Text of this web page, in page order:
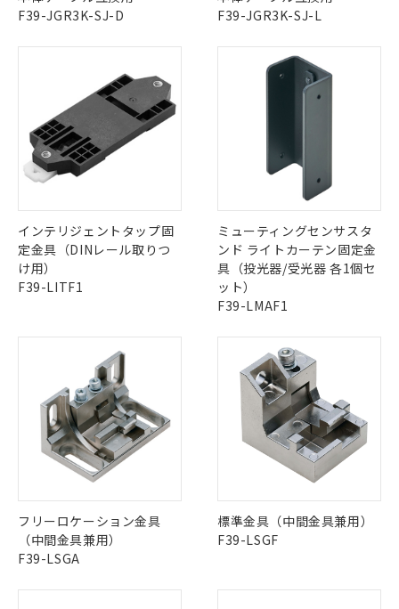
F39-JGR3K-SJ-D
F39-JGR3K-SJ-L
インテリジェントタップ固
定金具（DINレール取りつ
け用）
F39-LITF1
ミューティングセンサスタ
ンド ライトカーテン固定金
具（投光器/受光器 各1個セ
ット）
F39-LMAF1
フリーロケーション金具
（中間金具兼用）
F39-LSGA
標準金具（中間金具兼用）
F39-LSGF
(税抜)を提供させていただくもので
当社制御機器事業取扱商品の中には、
本サービスの対象外となる商品もある
ことをご了承ください。
在庫状況および標準価格照会結果は、
記載している更新日時点での社内デー
タに基づき作成されるものであり、閲
覧された時点での実際の在庫および標
準価格とは異なる場合があることをご
正式な納期状況および標準価格はお客
様のお取引先、またはお客様担当のオ
ムロン制御機器販売店・当社販売員に
オムロン制御機器販売店や当社販売拠
販売ネットワーク
」をご確認
ください。
在庫状況および標準価格結果を当社の
事前の承諾なく第三者に漏洩または開
示しないようお願いします。
マイパーツ機能（部品リスト作成サー
ビス）をご利用いただくには、I-Web
メンバーズにご登録されている必要が
あります。
お客様が当ウェブサイト上で当社にご
登録された部品リストについて、当社
および当社の共同利用者が、当社の製
品・サービスに関するお客様との取
商品です。
害物質有無と関係のない商品です。
仕入先様の事情により、非含有部品として
いたものが、含有品と判明した場合などや
むを得ず変更することがあります。
*EU RoHS指令（10物質）：
鉛(Pb) 1000ppm以下、 水銀(Hg) 1000ppm以下、 カド
ミウム(Cd) 100ppm以下、
六価クロム(Cr(Ⅵ)) 1000ppm以下、ポリ臭化ビフェニル
類(PBB) 1000ppm以下、ポリ臭化ジフェニルエーテル類
(PBDE) 1000ppm以下、フタル酸ビス(2-エチルヘキシ
ルベンジル（BBP） 1000ppm以下、フタル酸ジブチル
（DBP） 1000ppm以下、フタル酸ジイソブチル
(DIBP) 1000ppm以下
但し、RoHS指令で産業用監視および制御機器に対する
適用除外項目は除く。
フタル酸エステル類の４物質については閾値を超える意
図的な使用がないことを確認しています。
※2 対応予定月
部品在庫の切り替え状況などにより、予定
月が前後することがあります。
※3 非含有証明書ダウンロード
下記の非含有証明書をダウンロードするこ
とができます。
EU RoHS指令（10物質）の非含有証明書
「○」：最大均質材料含有率が中国RoHSの
基準値以下であることを示します。
「×」：最大均質材料含有率が中国RoHSの
基準値を超えていることを示します。
「－」：未確認です。当社販売部門へお問
い合わせください。
*中国RoHS10物質の基準値 (GB/T26572)：
Pb(鉛) :1000ppm、 Hg(水銀) : 1000ppm、 Cd(カドミウ
ム) : 100ppm、
Cr(Ⅵ)(六価クロム) : 1000ppm、 PBBs(ポリ臭化ビフェ
ニル類) : 1000ppm、 PBDEs(ポリ臭化ジフェニルエーテ
DBP(フタル酸ジブチル) : 1000ppm、 DIBP(フタル酸ジ
イソブチル) : 1000ppm、 BBP(フタル酸ブチルベンジ
DEHP(フタル酸ビス(2-エチルヘキシル)) : 1000ppm
「ｅ」：有害物質（10物質）のすべてが基
準値以下であることを示します。
「10」：通常の使用状況下において有害物
質が外部に漏えいし、環境に深刻な影響を
及ぼさない年数を意味します。
「－」：未確認です。当社販売部門へお問
い合わせください。
当社は、これら貴社製品のうち、外国
為替および外国貿易法に定める商品
（以下｢規制貨物等」という）を輸出
または国外への提供する場合は、日本
国政府の輸出許可(または役務取引許
可)を取得するなどの必要な手続きを
全に破砕するなど、違法に輸出されな
いよう必要な手段を講じます。
当社は貴社製品を、核兵器、ミサイ
ル、化学兵器、生物兵器またはその他
武器並びにこれらの製造装置等に一切
当社は、貴社製品を第三者に販売する
場合は、上記1、2および3の内容を当
該第三者に通知します。また当社は、
販売先および販売に係わる関係者が違
法に輸出するおそれがある場合は、取
り引きをいたしません。
記
号
説明
○ 一定数以上の在庫あり
△ 一定数には満たないが在庫あり
在庫なし(最新の在庫状況につ
いては、お客様のお取引先、ま
たはお客様担当のオムロン制御
機器販売店・当社販売員にご確
空
白
受注生産機種、また在庫状況の
情報を公開していない機種